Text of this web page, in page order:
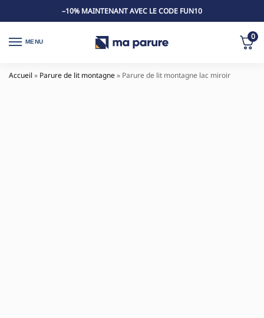
–10% MAINTENANT AVEC LE CODE FUN10
MENU
0
Accueil » Parure de lit montagne» Parure de lit montagne lac miroir